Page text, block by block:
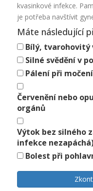
kvasinkové infekce.
je potřeba navštívit
Máte následující
Bílý, tvarohovitý
Silné svědění v
Pálení při močení
Červenění nebo
orgánů
Výtok bez silného
infekce
Bolest při